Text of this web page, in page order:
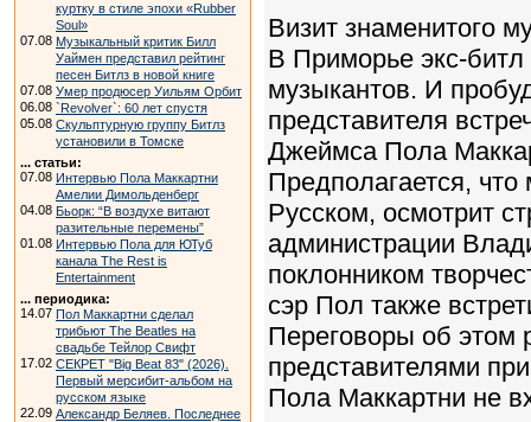
куртку в стиле эпохи «Rubber
Soul»
07.08 Музыкальный критик Билл
Уаймен представил рейтинг
песен Битлз в новой книге
07.08 Умер продюсер Уильям Орбит
06.08 `Revolver`: 60 лет спустя
05.08 Скульптурную группу Битлз
установили в Томске
... статьи:
07.08 Интервью Пола Маккартни
Амелии Димольденберг
04.08 Бьорк: “В воздухе витают
разительные перемены”
01.08 Интервью Пола для ЮТуб
канала The Rest is
Entertainment
... периодика:
14.07 Пол Маккартни сделал
трибьют The Beatles на
свадьбе Тейлор Свифт
17.02 СЕКРЕТ "Big Beat 83" (2026).
Первый мерсибит-альбом на
русском языке
22.09 Александр Беляев. Последнее
Визит знаменитого
В Приморье экс-битл
музыкантов. И
представителя
Джеймса Пола
Предполагается,
Русском, осмотрит
администрации
поклонником
сэр Пол также
Переговоры об этом
представителями
Пола Маккартни не